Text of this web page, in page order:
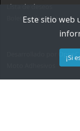
Lista de deseos
Boletin informativo
Este sitio web
¡Si